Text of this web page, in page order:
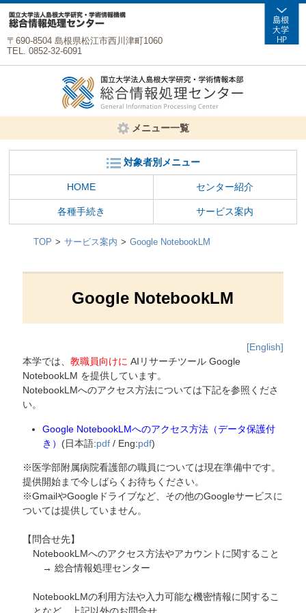
〒690-8504 島根県松江市西川津町1060
TEL. 0852-32-6091
メニュー一覧
対象者別メニュー
HOME センター紹介
各種手続き サービス案内
TOP サービス案内 Google NotebookLM
Google NotebookLM
[English]
本学では、教職員向けに AIリサーチツール Google
NotebookLM を提供しています。
NotebookLMへのアクセス方法については下記を参照くださ
い。
Google NotebookLMへのアクセス方法（データ保護付
き） (日本語:pdf / Eng:pdf)
※医学部附属病院看護部の職員については現在準備中です。
提供開始まで今しばらくお待ちください。
※GmailやGoogleドライブなど、その他のGoogleサービスに
ついては提供していません。
【問合せ先】
NotebookLMへのアクセス方法やアカウントに関すること
→ 総合情報処理センター
NotebookLMの利用方法や入力可能な機密情報に関するこ